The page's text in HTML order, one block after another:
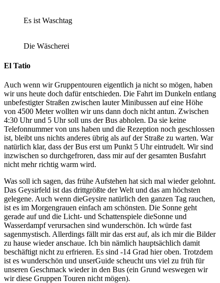
Es ist Waschtag
Die Wäscherei
El Tatio
Auch wenn wir Gruppentouren eigentlich ja nicht so mögen, haben
wir uns heute doch dafür entschieden. Die Fahrt im Dunkeln entlang
unbefestigter Straßen zwischen lauter Minibussen auf eine Höhe
von 4500 Meter wollten wir uns dann doch nicht antun. Zwischen
4:30 Uhr und 5 Uhr soll uns der Bus abholen. Da sie keine
Telefonnummer von uns haben und die Rezeption noch geschlossen
ist, bleibt uns nichts anderes übrig als auf der Straße zu warten. War
natürlich klar, dass der Bus erst um Punkt 5 Uhr eintrudelt. Wir sind
inzwischen so durchgefroren, dass mir auf der gesamten Busfahrt
nicht mehr richtig warm wird.
Was soll ich sagen, das frühe Aufstehen hat sich mal wieder gelohnt.
Das Geysirfeld ist das drittgrößte der Welt und das am höchsten
gelegene. Auch wenn dieGeysire natürlich den ganzen Tag rauchen,
ist es im Morgengrauen einfach am schönsten. Die Sonne geht
gerade auf und die Licht- und Schattenspiele dieSonne und
Wasserdampf verursachen sind wunderschön. Ich würde fast
sagenmystisch. Allerdings fällt mir das erst auf, als ich mir die Bilder
zu hause wieder anschaue. Ich bin nämlich hauptsächlich damit
beschäftigt nicht zu erfrieren. Es sind -14 Grad hier oben. Trotzdem
ist es wunderschön und unserGuide scheucht uns viel zu früh für
unseren Geschmack wieder in den Bus (ein Grund weswegen wir
wir diese Gruppen Touren nicht mögen).